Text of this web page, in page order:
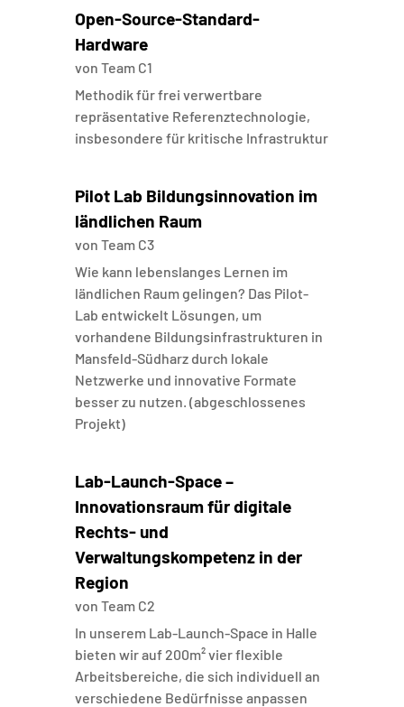
Open-Source-Standard-
Hardware
von Team C1
Methodik für frei verwertbare
repräsentative Referenztechnologie,
insbesondere für kritische Infrastruktur
Pilot Lab Bildungsinnovation im
ländlichen Raum
von Team C3
Wie kann lebenslanges Lernen im
ländlichen Raum gelingen? Das Pilot-
Lab entwickelt Lösungen, um
vorhandene Bildungsinfrastrukturen in
Mansfeld-Südharz durch lokale
Netzwerke und innovative Formate
besser zu nutzen. (abgeschlossenes
Projekt)
Lab-Launch-Space –
Innovationsraum für digitale
Rechts- und
Verwaltungskompetenz in der
Region
von Team C2
In unserem Lab-Launch-Space in Halle
bieten wir auf 200m² vier flexible
Arbeitsbereiche, die sich individuell an
verschiedene Bedürfnisse anpassen